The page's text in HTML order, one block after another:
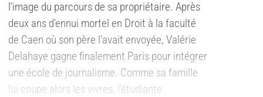
l’image du parcours de sa propriétaire. Après
deux ans d’ennui mortel en Droit à la faculté
de Caen où son père l’avait envoyée, Valérie
Delahaye gagne finalement Paris pour intégrer
une école de journalisme. Comme sa famille
lui coupe alors les vivres, l’étudiante